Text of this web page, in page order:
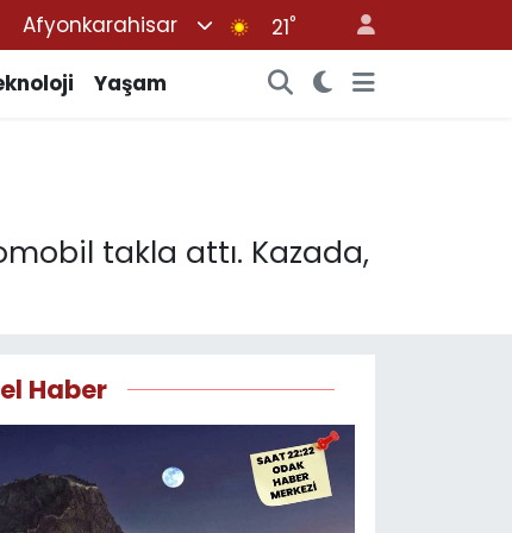
Afyonkarahisar 21°
Yaşam
takla attı. Kazada,
Haber